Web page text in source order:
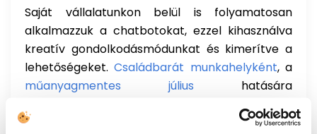
Saját vállalatunkon belül is folyamatosan
alkalmazzuk a chatbotokat, ezzel kihasználva
kreatív gondolkodásmódunkat és kimerítve a
lehetőségeket.Családbarát munkahelyként, a
műanyagmentes július hatására
kezdeményeztünk egy belső közösségi játékot
a
, karácsony